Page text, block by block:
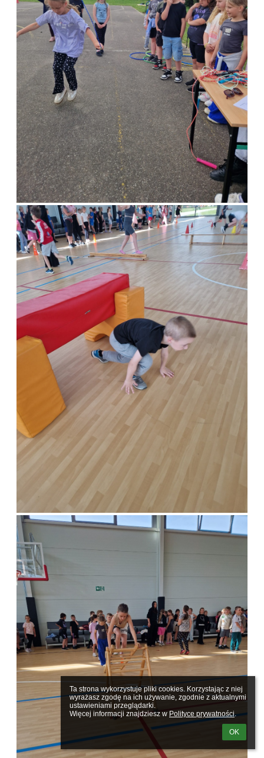
Ta strona wykorzystuje pliki cookies. Korzystając z niej
wyrażasz zgodę na ich używanie, zgodnie z aktualnymi
ustawieniami przeglądarki.
Więcej informacji znajdziesz w Polityce prywatności.
OK